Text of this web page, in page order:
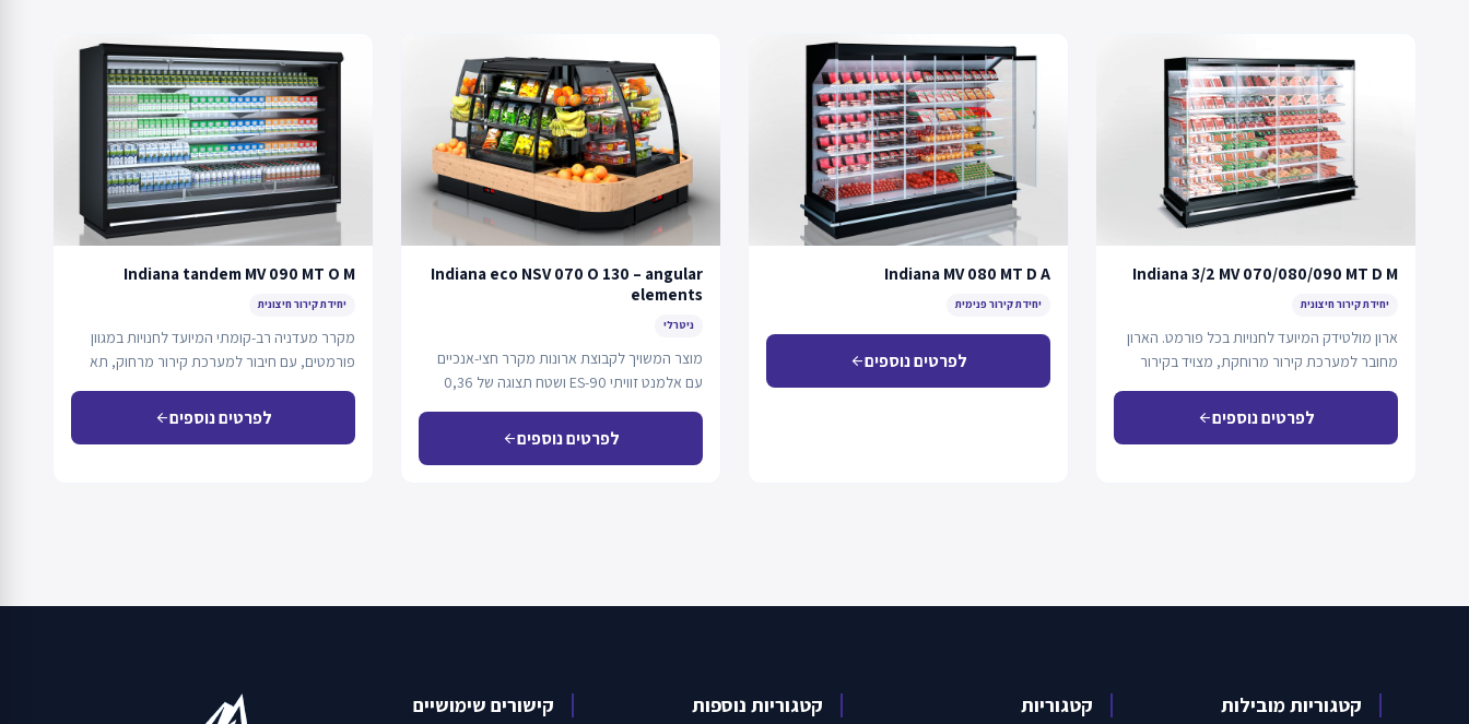
Indiana 3/2 MV 070/080/090 MT D M
יחידת קירור חיצונית
ארון מולטידק המיועד לחנויות בכל פורמט. הארון
מחובר למערכת קירור מרוחקת, מצויד בקירור
לפרטים נוספיםarrow_back
Indiana MV 080 MT D A
יחידת קירור פנימית
לפרטים נוספיםarrow_back
Indiana eco NSV 070 O 130 – angular
elements
ניטרלי
מוצר המשויך לקבוצת ארונות מקרר חצי-אנכיים
עם אלמנט זוויתי ES-90 ושטח תצוגה של 0,36
לפרטים נוספיםarrow_back
Indiana tandem MV 090 MT O M
יחידת קירור חיצונית
מקרר מעדניה רב-קומתי המיועד לחנויות במגוון
פורמטים, עם חיבור למערכת קירור מרחוק, תא
לפרטים נוספיםarrow_back
קטגוריות מובילות קטגוריות קטגוריות נוספות קישורים שימושיים